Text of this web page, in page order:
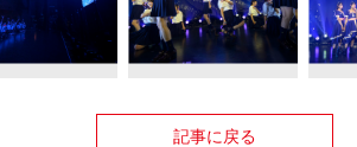
記事に戻る